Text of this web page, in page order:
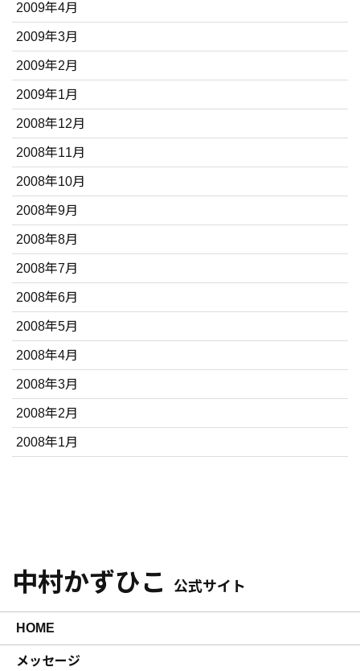
2009年4月
2009年3月
2009年2月
2009年1月
2008年12月
2008年11月
2008年10月
2008年9月
2008年8月
2008年7月
2008年6月
2008年5月
2008年4月
2008年3月
2008年2月
2008年1月
中村かずひこ 公式サイト
HOME
メッセージ